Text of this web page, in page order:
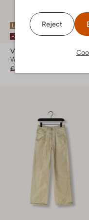
Reject
Letzter Artikel
-30%
Vingino
Wide jeans
€ 69,99